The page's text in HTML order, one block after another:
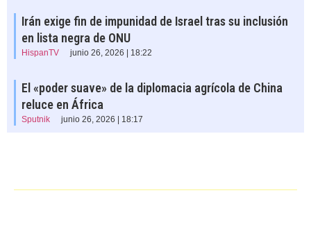
Irán exige fin de impunidad de Israel tras su inclusión
en lista negra de ONU
HispanTV junio 26, 2026 | 18:22
El «poder suave» de la diplomacia agrícola de China
reluce en África
Sputnik junio 26, 2026 | 18:17